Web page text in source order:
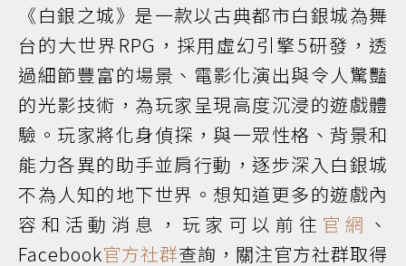
《白銀之城》是一款以古典都市白銀城為舞
台的大世界RPG，採用虛幻引擎5研發，透
過細節豐富的場景、電影化演出與令人驚豔
的光影技術，為玩家呈現高度沉浸的遊戲體
驗。玩家將化身偵探，與一眾性格、背景和
能力各異的助手並肩行動，逐步深入白銀城
不為人知的地下世界。想知道更多的遊戲內
容和活動消息，玩家可以前往 官網 、
Facebook官方社群查詢，關注官方社群取得